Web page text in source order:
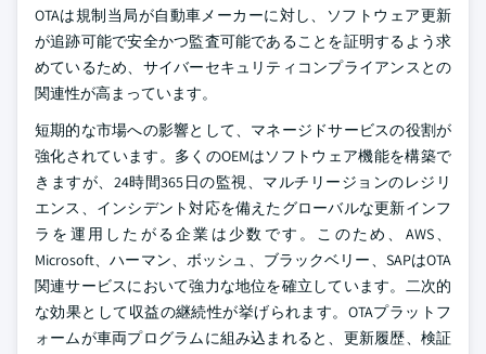
OTAは規制当局が自動車メーカーに対し、ソフトウェア更新
が追跡可能で安全かつ監査可能であることを証明するよう求
めているため、サイバーセキュリティコンプライアンスとの
関連性が高まっています。
短期的な市場への影響として、マネージドサービスの役割が
強化されています。多くのOEMはソフトウェア機能を構築で
きますが、24時間365日の監視、マルチリージョンのレジリ
エンス、インシデント対応を備えたグローバルな更新インフ
ラを運用したがる企業は少数です。このため、AWS、
Microsoft、ハーマン、ボッシュ、ブラックベリー、SAPはOTA
関連サービスにおいて強力な地位を確立しています。二次的
な効果として収益の継続性が挙げられます。OTAプラットフ
ォームが車両プログラムに組み込まれると、更新履歴、検証